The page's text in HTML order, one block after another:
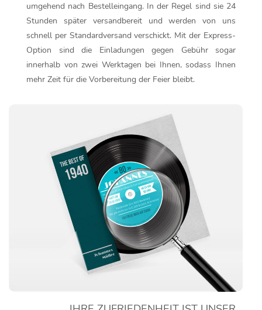
umgehend nach Bestelleingang. In der Regel sind sie 24
Stunden später versandbereit und werden von uns
schnell per Standardversand verschickt. Mit der Express-
Option sind die Einladungen gegen Gebühr sogar
innerhalb von zwei Werktagen bei Ihnen, sodass Ihnen
mehr Zeit für die Vorbereitung der Feier bleibt.